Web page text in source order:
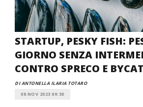
STARTUP, PESKY FISH:
GIORNO SENZA
CONTRO SPRECO E
DI ANTONELLA ILARIA TOTARO
08 NOV 2023 09:30